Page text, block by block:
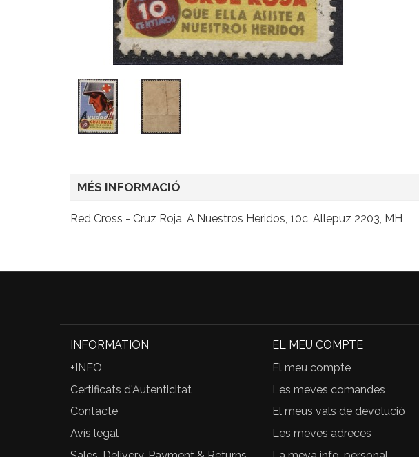
MÉS INFORMACIÓ
Red Cross - Cruz Roja, A Nuestros Heridos, 10c, Allepuz 2203, MH
INFORMATION
+INFO
Certificats d'Autenticitat
Contacte
Avís legal
EL MEU COMPTE
El meu compte
Les meves comandes
El meus vals de devolució
Les meves adreces